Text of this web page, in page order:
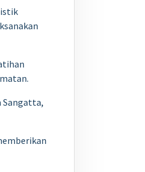
Sangatta,